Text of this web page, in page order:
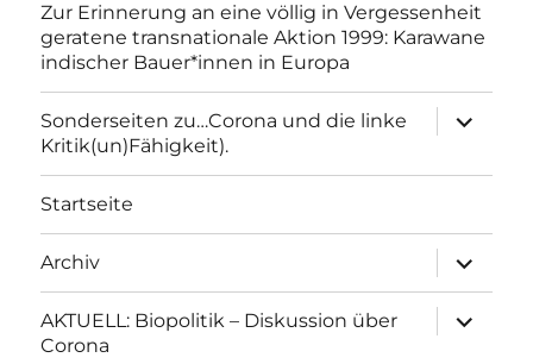
Zur Erinnerung an eine völlig in Vergessenheit
geratene transnationale Aktion 1999: Karawane
indischer Bauer*innen in Europa
Sonderseiten zu…Corona und die linke
Kritik(un)Fähigkeit).
anzeigen
Startseite
Archiv
anzeigen
AKTUELL: Biopolitik – Diskussion über
Corona
anzeigen